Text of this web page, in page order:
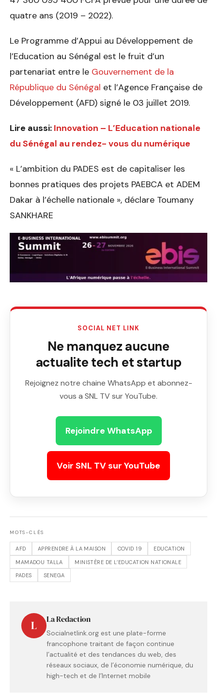
quatre ans (2019 – 2022).
Le Programme d’Appui au Développement de
l’Education au Sénégal est le fruit d’un
partenariat entre le Gouvernement de la
République du Sénégal et l’Agence Française de
Développement (AFD) signé le 03 juillet 2019.
Lire aussi: Innovation – L’Education nationale
du Sénégal au rendez- vous du numérique
« L’ambition du PADES est de capitaliser les
bonnes pratiques des projets PAEBCA et ADEM
Dakar à l’échelle nationale », déclare Toumany
SANKHARE
SOCIAL NET LINK
Ne manquez aucune
actualite tech et startup
Rejoignez notre chaine WhatsApp et abonnez-
vous a SNL TV sur YouTube.
Rejoindre WhatsApp
Voir SNL TV sur YouTube
MOTS-CLÉS
AFD APPRENDRE À LA MAISON COVID 19
EDUCATION
MAMADOU TALLA
MINISTÈRE DE L’EDUCATION NATIONALE
PADES
SENEGA
L La Redaction
Socialnetlink.org est une plate-forme
francophone traitant de façon continue
l’actualité et des tendances du web, des
réseaux sociaux, de l’économie numérique, du
high-tech et de l’Internet mobile